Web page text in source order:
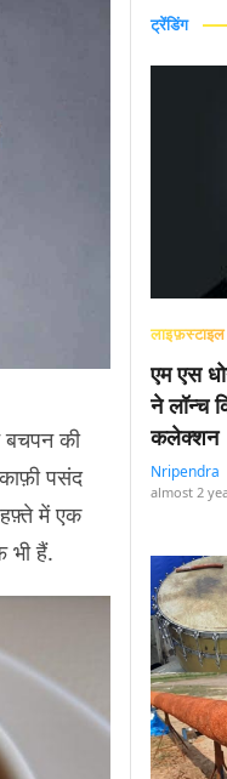
की
पसंद
में एक
भी हैं.
ट्रेंडिंग
लाइफ़स्टाइल
एम एस
ने लॉन्च
कलेक्शन
Nripendra
almost 2